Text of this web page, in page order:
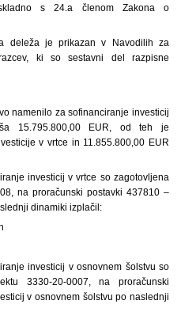
s 24.a členom Zakona o
deleža je prikazan v Navodilih za
ki so sestavni del razpisne
namenilo za sofinanciranje investicij
15.795.800,00 EUR, od teh je
v vrtce in 11.855.800,00 EUR
investicij v vrtce so zagotovljena
na proračunski postavki 437810 –
dinamiki izplačil:
investicij v osnovnem šolstvu so
3330-20-0007, na proračunski
v osnovnem šolstvu po naslednji